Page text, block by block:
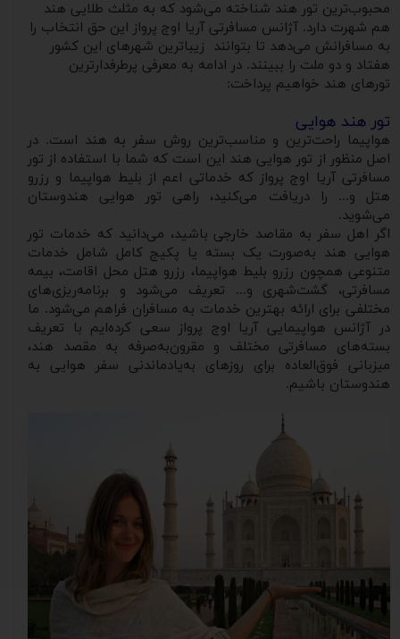
محبوب‌ترین تور هند شناخته می‌شود که به مثلث طلایی هند
هم شهرت دارد. آژانس مسافرتی آریا اوج پرواز این حق انتخاب را
به مسافرانش می‌دهد تا بتوانند زیباترین شهرهای این کشور
هفتاد و دو ملت را ببینند. در ادامه به معرفی پرطرفدارترین
تورهای هند خواهیم پرداخت:
تور هند هوایی
هواپیما راحت‌ترین و مناسب‌ترین روش سفر به هند است. در
اصل منظور از تور هوایی هند این است که شما با استفاده از تور
مسافرتی آریا اوج پرواز که خدماتی اعم از بلیط هواپیما و رزرو
هتل و... را دریافت می‌کنید، راهی تور هوایی هندوستان
می‌شوید.
اگر اهل سفر به مقاصد خارجی باشید، می‌دانید که خدمات تور
هوایی هند به‌صورت یک بسته یا پکیج کامل شامل خدمات
متنوعی همچون رزرو بلیط هواپیما، رزرو هتل محل اقامت، بیمه
مسافرتی، گشت‌شهری و... تعریف می‌شود و برنامه‌ریزی‌های
مختلفی برای ارائه بهترین خدمات به مسافران فراهم می‌شود. ما
در آژانس هواپیمایی آریا اوج پرواز سعی کرده‌ایم با تعریف
بسته‌های مسافرتی مختلف و مقرون‌به‌صرفه به مقصد هند،
میزبانی فوق‌العاده برای روزهای به‌یادماندنی سفر هوایی به
هندوستان باشیم.